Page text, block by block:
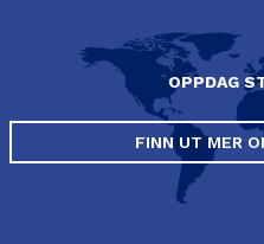
OPPDAG
FINN UT MER